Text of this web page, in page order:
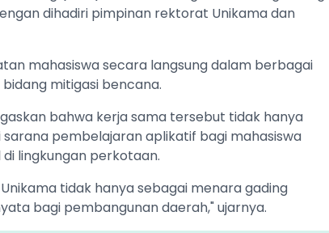
dihadiri pimpinan rektorat Unikama dan
mahasiswa secara langsung dalam berbagai
mitigasi bencana.
bahwa kerja sama tersebut tidak hanya
pembelajaran aplikatif bagi mahasiswa
lingkungan perkotaan.
tidak hanya sebagai menara gading
bagi pembangunan daerah," ujarnya.